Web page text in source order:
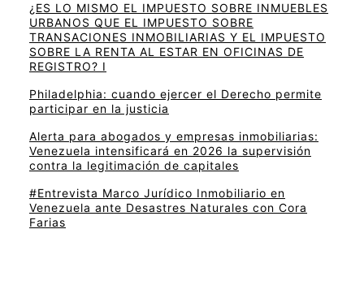
¿ES LO MISMO EL IMPUESTO SOBRE INMUEBLES
URBANOS QUE EL IMPUESTO SOBRE
TRANSACIONES INMOBILIARIAS Y EL IMPUESTO
SOBRE LA RENTA AL ESTAR EN OFICINAS DE
REGISTRO? I
Philadelphia: cuando ejercer el Derecho permite
participar en la justicia
Alerta para abogados y empresas inmobiliarias:
Venezuela intensificará en 2026 la supervisión
contra la legitimación de capitales
#Entrevista Marco Jurídico Inmobiliario en
Venezuela ante Desastres Naturales con Cora
Farias